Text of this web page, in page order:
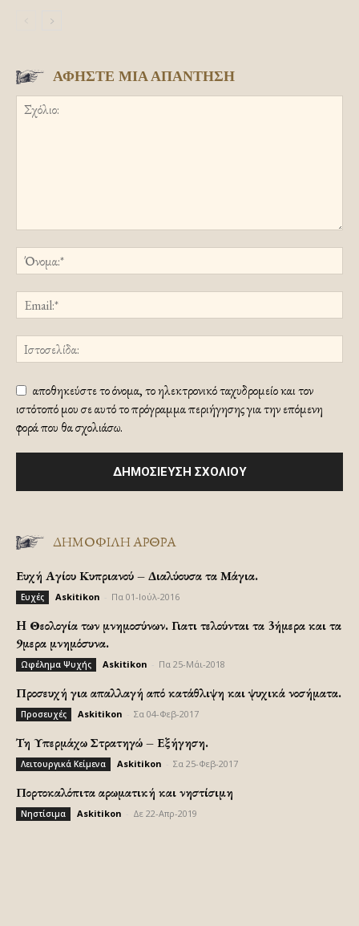
ΑΦΗΣΤΕ ΜΙΑ ΑΠΑΝΤΗΣΗ
αποθηκεύστε το όνομα, το ηλεκτρονικό ταχυδρομείο και τον
ιστότοπό μου σε αυτό το πρόγραμμα περιήγησης για την επόμενη
φορά που θα σχολιάσω.
ΔΗΜΟΦΙΛΗ ΑΡΘΡΑ
Ευχή Αγίου Κυπριανού – Διαλύουσα τα Μάγια.
Ευχές Askitikon Πα 01-Ιούλ-2016
H Θεολογία των μνημοσύνων. Γιατι τελούνται τα 3ήμερα και τα
9μερα μνημόσυνα.
Ωφέλημα Ψυχής Askitikon Πα 25-Μάι-2018
Προσευχή για απαλλαγή από κατάθλιψη και ψυχικά νοσήματα.
Προσευχές Askitikon Σα 04-Φεβ-2017
Τη Υπερμάχω Στρατηγώ – Εξήγηση.
Λειτουργικά Κείμενα Askitikon Σα 25-Φεβ-2017
Πορτοκαλόπιτα αρωματική και νηστίσιμη
Νηστίσιμα Askitikon Δε 22-Απρ-2019